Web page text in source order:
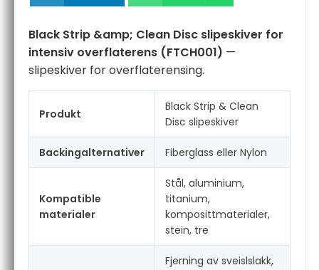
Black Strip &amp; Clean Disc slipeskiver for
intensiv overflaterens (FTCH001) —
slipeskiver for overflaterensing.
Produkt
Black Strip & Clean
Disc slipeskiver
Backingalternativer Fiberglass eller Nylon
Kompatible
materialer
Stål, aluminium,
titanium,
komposittmaterialer,
stein, tre
Fjerning av sveislslakk,